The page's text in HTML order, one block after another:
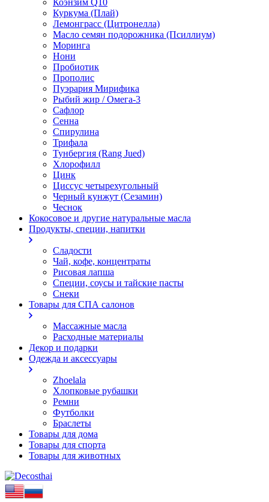
Коэнзим Q10
Куркума (Плай)
Лемонграсс (Цитронелла)
Масло семян подорожника (Псиллиум)
Моринга
Нони
Пробиотик
Прополис
Пуэрария Мирифика
Рыбий жир / Омега-3
Сафлор
Сенна
Спирулина
Трифала
Тунбергия (Rang Jued)
Хлорофилл
Цинк
Циссус четырехугольный
Черный кунжут (Сезамин)
Чеснок
Кокосовое и другие натуральные масла
Продукты, специи, напитки
Сладости
Чай, кофе, концентраты
Рисовая лапша
Специи, соусы и тайские пасты
Снеки
Товары для СПА салонов
Массажные масла
Расходные материалы
Декор и подарки
Одежда и аксессуары
Zhoelala
Хлопковые рубашки
Ремни
Футболки
Браслеты
Товары для дома
Товары для спорта
Товары для животных